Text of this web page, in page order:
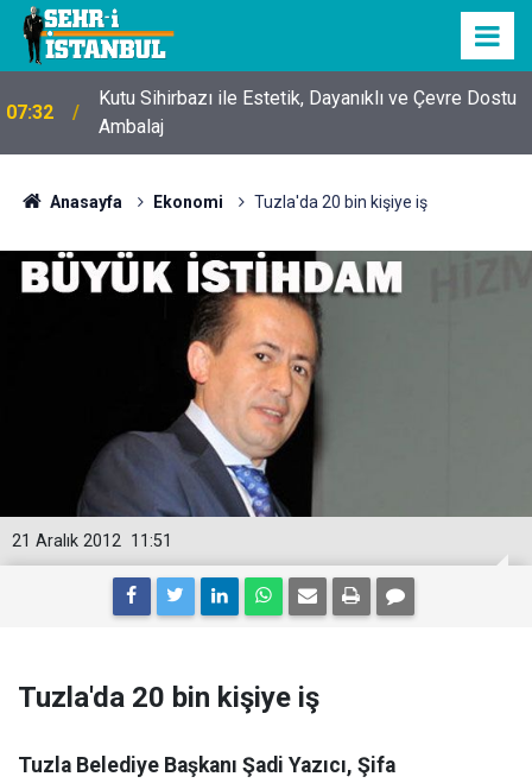
07:32
Kutu Sihirbazı ile Estetik, Dayanıklı ve Çevre Dostu
Ambalaj
Anasayfa Ekonomi Tuzla'da 20 bin kişiye iş
11:51
21 Aralık 2012
Tuzla'da 20 bin kişiye iş
Tuzla Belediye Başkanı Şadi Yazıcı, Şifa